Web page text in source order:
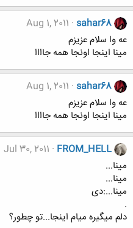
sahar68
Aug 1, 2011
عه وا سلام عزیزم
مینا اینجا اونجا همه جاااا
sahar68
Aug 1, 2011
عه وا سلام عزیزم
مینا اینجا اونجا همه جاااا
FROM_HELL
Jul 30, 2011
مینا...
مینا...
مینا...:دی
.
دلم میگیره میام اینجا...تو چطور؟